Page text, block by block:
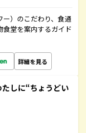
）のこだわり、食通
食堂を案内するガイド
詳細を見る
しに“ちょうどい